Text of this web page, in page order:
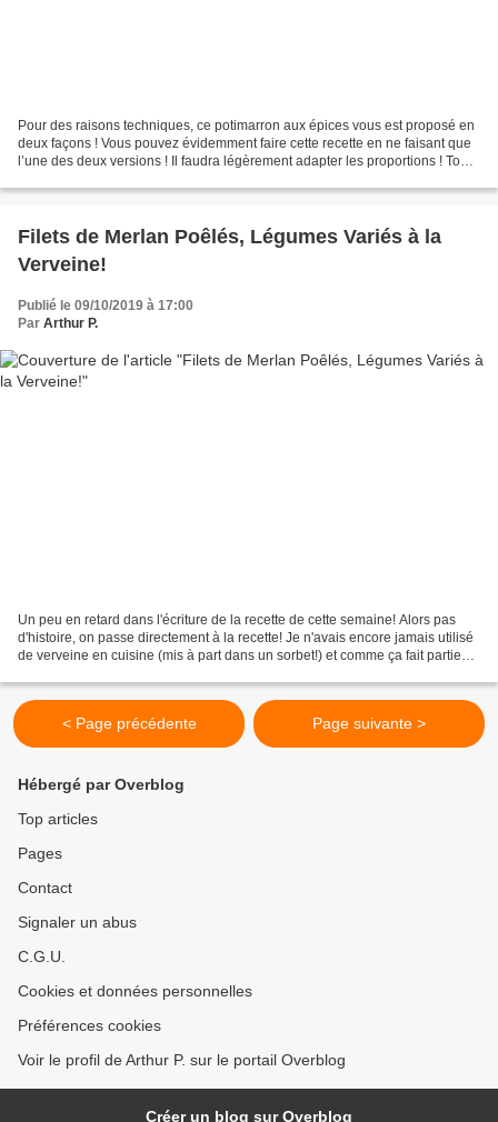
Pour des raisons techniques, ce potimarron aux épices vous est proposé en
deux façons ! Vous pouvez évidemment faire cette recette en ne faisant que
l’une des deux versions ! Il faudra légèrement adapter les proportions ! Tout
Filets de Merlan Poêlés, Légumes Variés à la
Verveine!
Publié le 09/10/2019 à 17:00
Par Arthur P.
Un peu en retard dans l'écriture de la recette de cette semaine! Alors pas
d'histoire, on passe directement à la recette! Je n'avais encore jamais utilisé
de verveine en cuisine (mis à part dans un sorbet!) et comme ça fait partie
< Page précédente Page suivante >
Hébergé par Overblog
Top articles
Pages
Contact
Signaler un abus
C.G.U.
Cookies et données personnelles
Préférences cookies
Voir le profil de Arthur P. sur le portail Overblog
Créer un blog sur Overblog